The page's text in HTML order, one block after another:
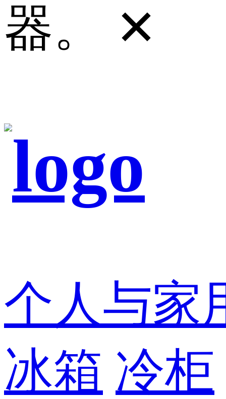
器。
✕
个人与家
冰箱 冷柜